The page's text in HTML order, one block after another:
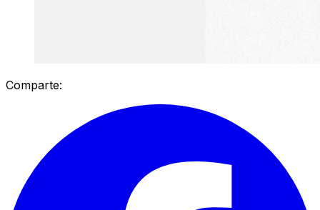
Comparte: